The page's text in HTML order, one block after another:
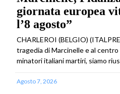
giornata europea
l’8 agosto”
CHARLEROI (BELGIO)
tragedia di Marcinelle e al
minatori italiani martiri, siamo
Agosto 7, 2026